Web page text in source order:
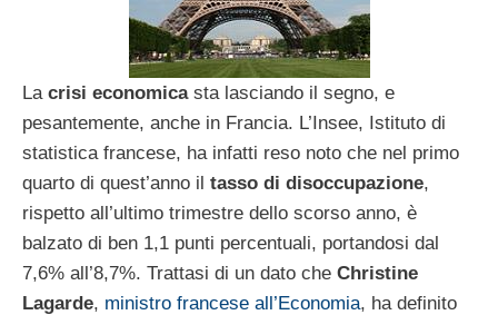
La crisi economicasta lasciando il segno, e
pesantemente, anche in Francia. L’Insee, Istituto di
statistica francese, ha infatti reso noto che nel primo
quarto di quest’anno il tasso di disoccupazione,
rispetto all’ultimo trimestre dello scorso anno, è
balzato di ben 1,1 punti percentuali, portandosi dal
7,6% all’8,7%. Trattasi di un dato che Christine
Lagarde, ministro francese all’Economia, ha definito